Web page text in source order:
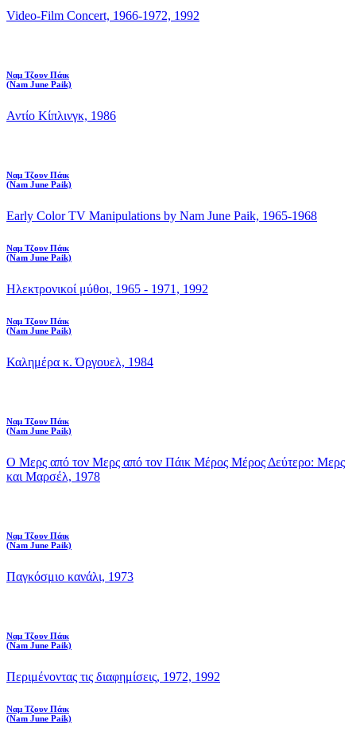
Video-Film Concert, 1966-1972, 1992
Ναμ Τζουν Πάικ
(Nam June Paik)
Αντίο Κίπλινγκ, 1986
Ναμ Τζουν Πάικ
(Nam June Paik)
Εarly Color TV Manipulations by Nam June Paik, 1965-1968
Ναμ Τζουν Πάικ
(Nam June Paik)
Ηλεκτρονικοί μύθοι, 1965 - 1971, 1992
Ναμ Τζουν Πάικ
(Nam June Paik)
Καλημέρα κ. Όργουελ, 1984
Ναμ Τζουν Πάικ
(Nam June Paik)
Ο Μερς από τον Μερς από τον Πάικ Μέρος Μέρος Δεύτερο: Μερς
και Μαρσέλ, 1978
Ναμ Τζουν Πάικ
(Nam June Paik)
Παγκόσμιο κανάλι, 1973
Ναμ Τζουν Πάικ
(Nam June Paik)
Περιμένοντας τις διαφημίσεις, 1972, 1992
Ναμ Τζουν Πάικ
(Nam June Paik)